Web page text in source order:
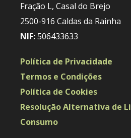
Fração L, Casal do Brejo
2500-916 Caldas da Rainha
NIF:506433633
Política de Privacidade
Termos e Condições
Política de Cookies
Resolução Alternativa de
Consumo